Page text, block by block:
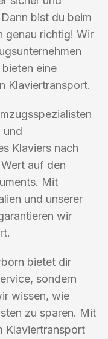
bist du beim
genau richtig! Wir
eine
Klaviertransport.
und
Klaviers nach
auf den
Mit
und unserer
wir
bietet dir
sondern
wissen, wie
zu sparen. Mit
Klaviertransport